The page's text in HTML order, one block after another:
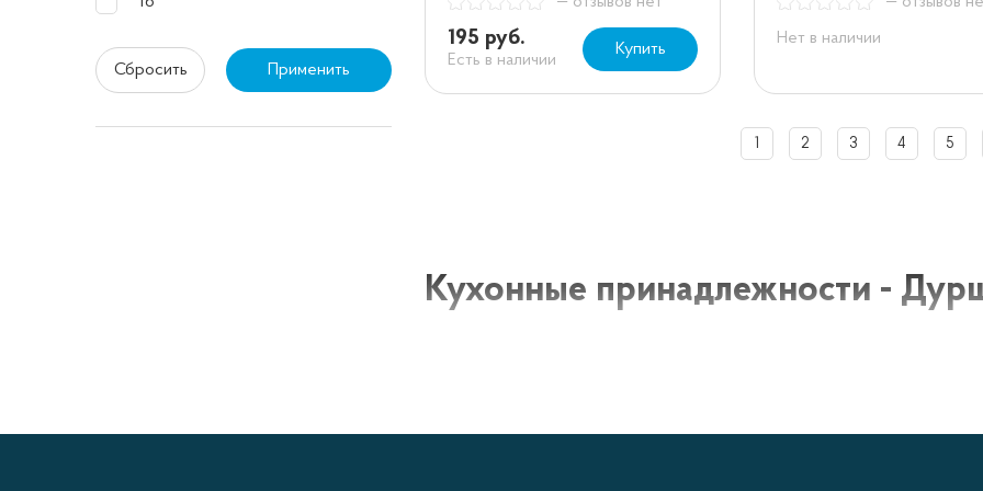
Сбросить Применить
195 руб.
Есть в наличии
Купить
Нет в наличии
2 3 4 5
Кухонные принадлежности -
Дуршлаг – это один из неотъемлемых предметов любой кухни.